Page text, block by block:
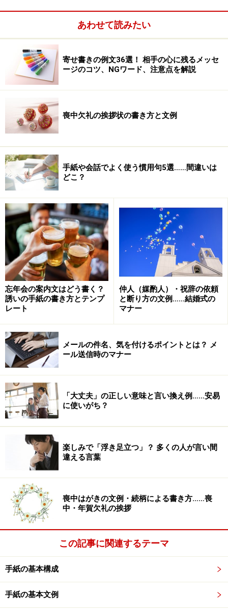
12月の書き出し・結び例文
時候の挨拶とは？
手紙の中で必要になる「時候の挨拶」について、わかり
やすく解説しています。覚えておいて損はありませんの
で、ぜひ目を通しておきましょう。
執筆ガイド 井上 明美
１月の書き出し例文
1月に手紙やメールを送る場合に役立つ、書き出しの例
文がご紹介します。例文の量が多いので、参考になる書
リンク： １月の書き出し例文:お礼状、案内状、手紙の書き方と例文
1月の結び例文
1月の挨拶における結びの例文をご紹介します。1月は新
年を迎える月ということもあり、使用頻度も高そうで
す。
リンク： 1月の挨拶 例文（結び・文末）メール｜手紙｜結びの挨拶
あわせて読みたい
寄せ書きの例文36選！ 相手の心に残るメッセ
ージのコツ、NGワード、注意点を解説
喪中欠礼の挨拶状の書き方と文例
手紙や会話でよく使う慣用句5選……間違いは
どこ？
忘年会の案内文はどう書く？
誘いの手紙の書き方とテンプ
レート
仲人（媒酌人）・祝辞の依頼
と断り方の文例……結婚式の
マナー
メールの件名、気を付けるポイントとは？ メ
ール送信時のマナー
「大丈夫」の正しい意味と言い換え例……安易
に使いがち？
楽しみで「浮き足立つ」？ 多くの人が言い間
違える言葉
喪中はがきの文例・続柄による書き方……喪
中・年賀欠礼の挨拶
この記事に関連するテーマ
手紙の基本構成
手紙の基本文例